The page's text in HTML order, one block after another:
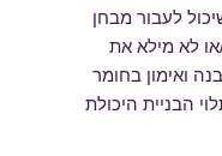
לעבור מבחן
לא מילא את
ואימון בחומר
הבניית היכולת